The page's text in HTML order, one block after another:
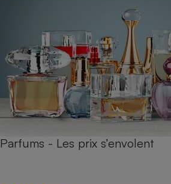
Parfums - Les prix s’envolent